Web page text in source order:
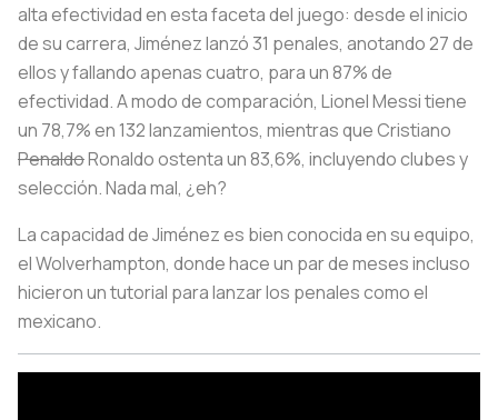
alta efectividad en esta faceta del juego: desde el inicio
de su carrera, Jiménez lanzó 31 penales, anotando 27 de
ellos y fallando apenas cuatro, para un 87% de
efectividad. A modo de comparación, Lionel Messi tiene
un 78,7% en 132 lanzamientos, mientras que Cristiano
PenaldoRonaldo ostenta un 83,6%, incluyendo clubes y
selección. Nada mal, ¿eh?
La capacidad de Jiménez es bien conocida en su equipo,
el Wolverhampton, donde hace un par de meses incluso
hicieron un tutorial para lanzar los penales como el
mexicano.